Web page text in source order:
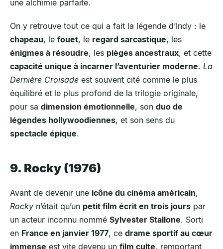
une alchimie parfaite.
On y retrouve tout ce qui a fait la légende d’Indy : le
chapeau, le fouet, le regard sarcastique, les
énigmes à résoudre, les pièges ancestraux, et cette
capacité unique à incarner l’aventurier moderne. La
Dernière Croisade est souvent cité comme le plus
équilibré et le plus profond de la trilogie originale,
pour sa dimension émotionnelle, son duo de
légendes hollywoodiennes, et son sens du
spectacle épique.
9. Rocky (1976)
Avant de devenir une icône du cinéma américain,
Rocky n’était qu’un petit film écrit en trois jours par
un acteur inconnu nommé Sylvester Stallone. Sorti
en France en janvier 1977, ce drame sportif au cœur
immense est vite devenu un film culte, remportant